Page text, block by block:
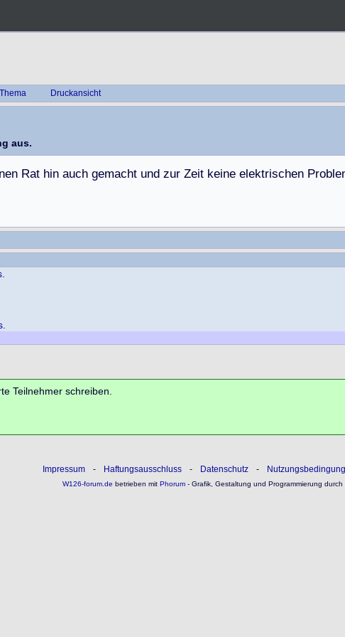
Druckansicht
aus.
nen Rat hin auch gemacht und zur Zeit keine elektrischen Proble
Teilnehmer schreiben.
Impressum - Haftungsausschluss - Datenschutz -
W126-forum.de betrieben mitPhorum- Grafik, Gestaltung und Programmierung durch